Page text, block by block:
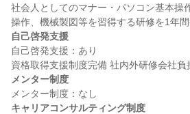
社会人としてのマナー・パソコン基本操
自己啓発支援
自己啓発支援：あり
メンター制度
キャリアコンサルティング制度